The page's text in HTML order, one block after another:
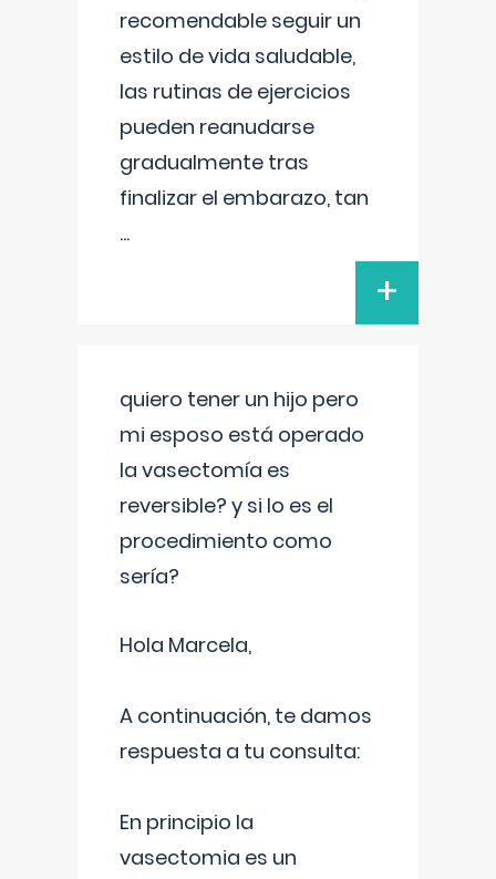
recomendable seguir un
estilo de vida saludable,
las rutinas de ejercicios
pueden reanudarse
gradualmente tras
finalizar el embarazo, tan
...
+
quiero tener un hijo pero
mi esposo está operado
la vasectomía es
reversible? y si lo es el
procedimiento como
sería?
Hola Marcela,
A continuación, te damos
respuesta a tu consulta:
En principio la
vasectomia es un